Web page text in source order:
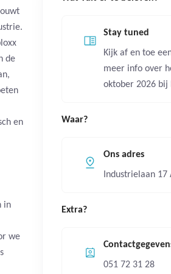
Stay tuned
Kijk af en toe
meer info over
oktober 2026 bij
Waar?
Ons adres
Industrielaan
Extra?
051 72 31 28
de
en
in
we